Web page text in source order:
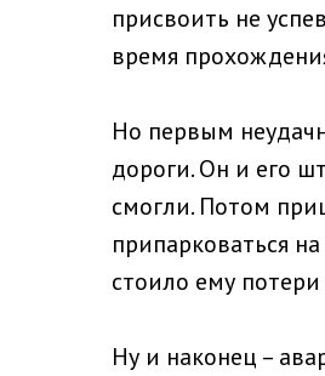
присвоить не
время
Но первым
дороги. Он и его
смогли. Потом
припарковаться
стоило ему
Ну и наконец –